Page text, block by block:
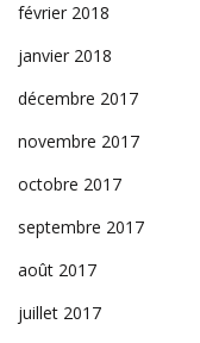
février 2018
janvier 2018
décembre 2017
novembre 2017
octobre 2017
septembre 2017
août 2017
juillet 2017